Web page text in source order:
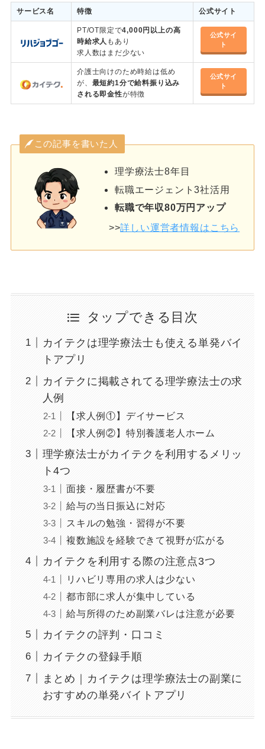
サービス名 特徴 公式サイト
PT/OT限定で4,000円以上の高
時給求人 もあり
求人数はまだ少ない
公式サイ
ト
介護士向けのため時給は低め
が、 最短約1分で給料振り込み
される即金性が特徴
公式サイ
ト
この記事を書いた人
理学療法士8年目
転職エージェント3社活用
転職で年収80万円アップ
>>詳しい運営者情報はこちら
タップできる目次
カイテクは理学療法士も使える単発バイ
トアプリ
カイテクに掲載されてる理学療法士の求
人例
【求人例①】デイサービス
【求人例②】特別養護老人ホーム
理学療法士がカイテクを利用するメリッ
ト4つ
面接・履歴書が不要
給与の当日振込に対応
スキルの勉強・習得が不要
複数施設を経験できて視野が広がる
カイテクを利用する際の注意点3つ
リハビリ専用の求人は少ない
都市部に求人が集中している
給与所得のため副業バレは注意が必要
カイテクの評判・口コミ
カイテクの登録手順
まとめ｜カイテクは理学療法士の副業に
おすすめの単発バイトアプリ